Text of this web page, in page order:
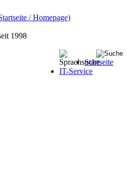
1998
Startseite
IT-Service